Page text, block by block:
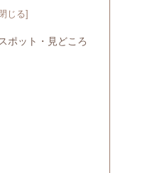
ポット・見どころ